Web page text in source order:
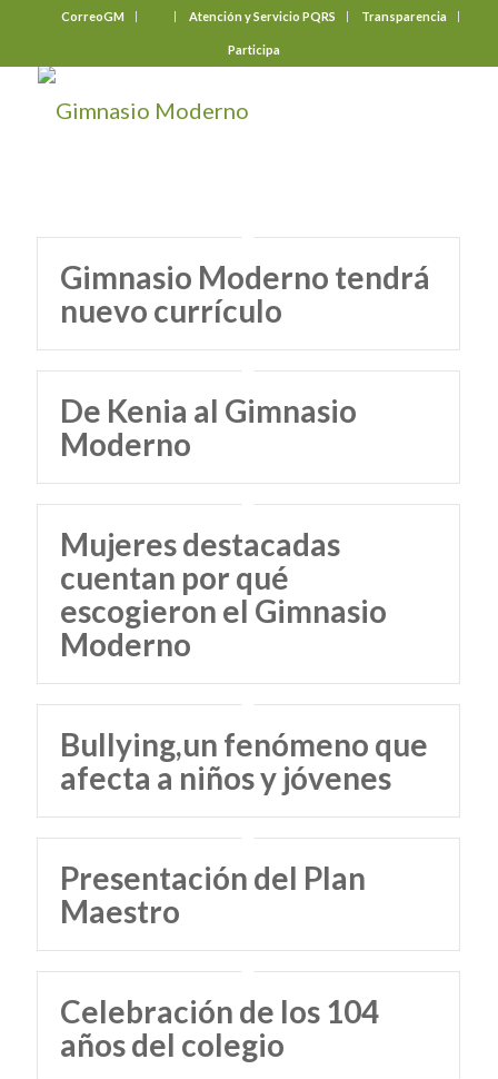
CorreoGM Atención y Servicio PQRS Transparencia
Participa
Gimnasio Moderno tendrá
nuevo currículo
De Kenia al Gimnasio
Moderno
Mujeres destacadas
cuentan por qué
escogieron el Gimnasio
Moderno
Bullying,un fenómeno que
afecta a niños y jóvenes
Presentación del Plan
Maestro
Celebración de los 104
años del colegio